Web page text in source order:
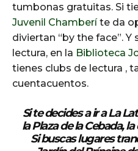
tumbonas gratuitas. Si
Juvenil Chamberíte da
diviertan “by the face”. Y
lectura, en la Biblioteca
tienes clubs de lectura ,
cuentacuentos.
Si te decides a ir a La
laPlaza de la Cebada, la
Si buscas lugares